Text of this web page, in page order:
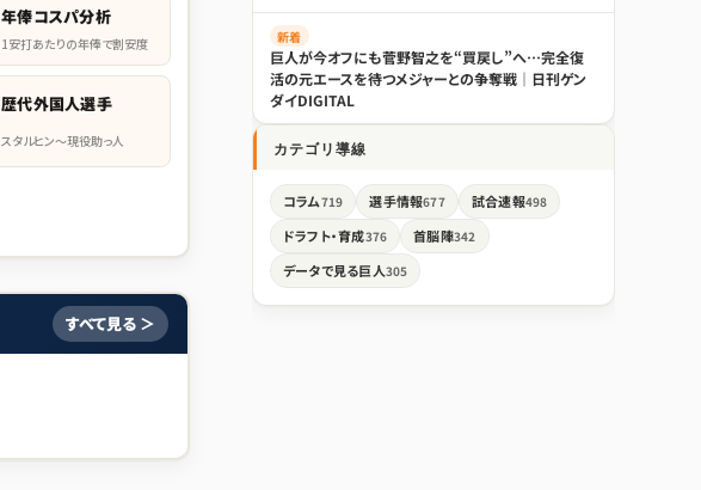
年俸コスパ分析
1安打あたりの年俸で割安度
歴代外国人選手
スタルヒン〜現役助っ人
すべて見る ＞
新着
巨人が今オフにも菅野智之を“買戻し”へ…完全復
活の元エースを待つメジャーとの争奪戦｜日刊ゲン
ダイDIGITAL
カテゴリ導線
コラム719 選手情報677 試合速報498
ドラフト・育成376 首脳陣342
データで見る巨人305